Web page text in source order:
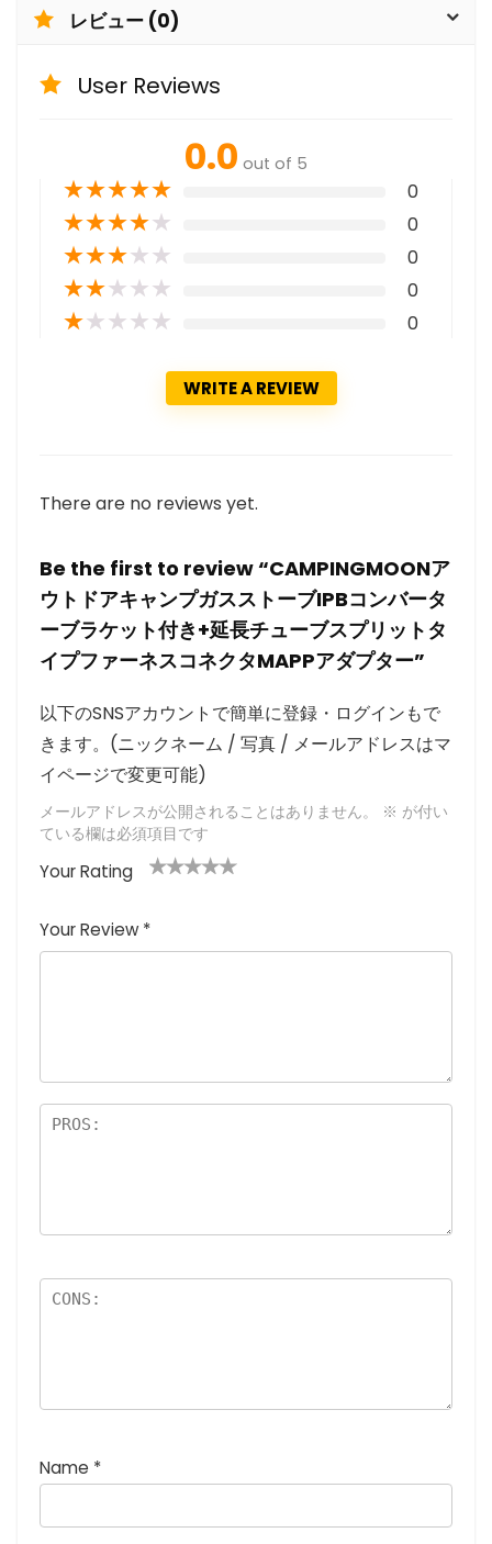
レビュー (0)
User Reviews
0.0 out of 5
★★★★★ 0
★★★★★ 0
★★★★★ 0
★★★★★ 0
★★★★★ 0
WRITE A REVIEW
There are no reviews yet.
Be the first to review “CAMPINGMOONア
ウトドアキャンプガスストーブIPBコンバータ
ーブラケット付き+延長チューブスプリットタ
イプファーネスコネクタMAPPアダプター”
以下のSNSアカウントで簡単に登録・ログインもで
きます。(ニックネーム / 写真 / メールアドレスはマ
イページで変更可能)
メールアドレスが公開されることはありません。 ※ が付い
ている欄は必須項目です
Your Rating
つ
星
価
星
(最
(最高
評価:
(最高評
価: 5つ
高評価: 5
つ星)
Your Review *
Name *